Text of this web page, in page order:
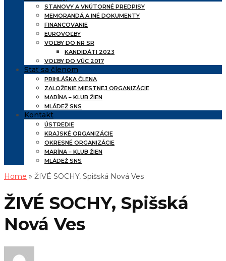
STANOVY A VNÚTORNÉ PREDPISY
MEMORANDÁ A INÉ DOKUMENTY
FINANCOVANIE
EUROVOĽBY
VOĽBY DO NR SR
KANDIDÁTI 2023
VOĽBY DO VÚC 2017
Stať sa členom
PRIHLÁŠKA ČLENA
ZALOŽENIE MIESTNEJ ORGANIZÁCIE
MARÍNA – KLUB ŽIEN
MLÁDEŽ SNS
Kontakt
ÚSTREDIE
KRAJSKÉ ORGANIZÁCIE
OKRESNÉ ORGANIZÁCIE
MARÍNA – KLUB ŽIEN
MLÁDEŽ SNS
Home » ŽIVÉ SOCHY, Spišská Nová Ves
ŽIVÉ SOCHY, Spišská
Nová Ves